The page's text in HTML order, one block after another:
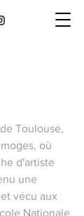
Toulouse,
où
d'artiste
une
vécu aux
Nationale